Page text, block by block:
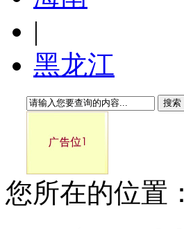
|
黑龙江
搜索
您所在的位置：